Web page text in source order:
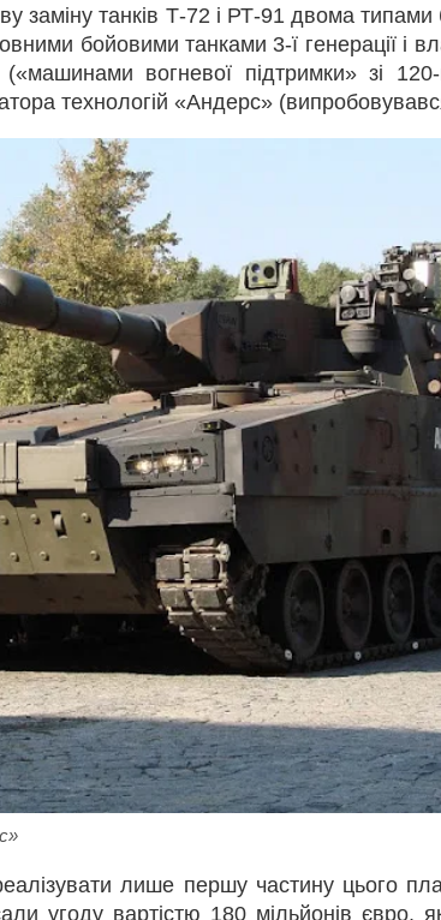
заміну танків Т-72 і РТ-91 двома
бойовими танками 3-ї генерації і
вогневої підтримки» зі
технологій «Андерс»
лише першу частину цього
угоду вартістю 180 мільйонів євро,